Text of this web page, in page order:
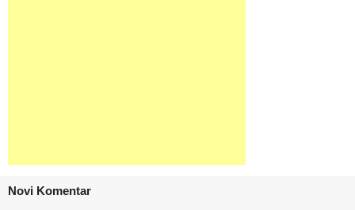
Novi Komentar